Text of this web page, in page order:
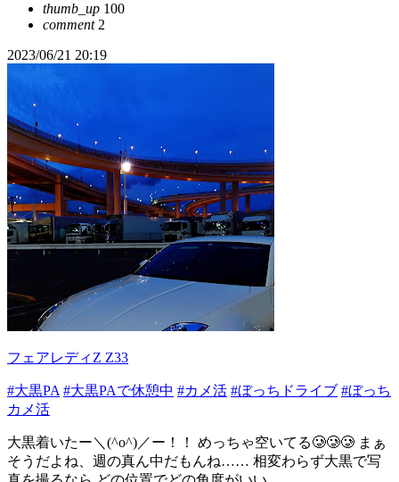
thumb_up 100
comment2
2023/06/21 20:19
フェアレディZ Z33
#大黒PA #大黒PAで休憩中 #カメ活 #ぼっちドライブ #ぼっち
カメ活
大黒着いたー＼(^o^)／ー！！ めっちゃ空いてる🥲🥲🥲 まぁ
そうだよね、週の真ん中だもんね…… 相変わらず大黒で写